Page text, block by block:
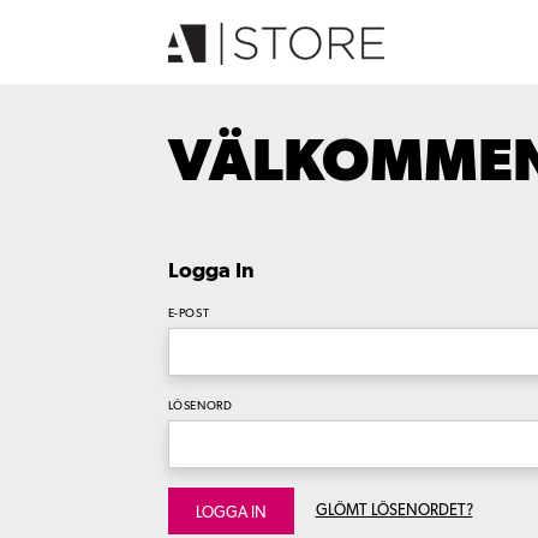
Logga In
E-POST
LÖSENORD
LOGGA IN GLÖMT LÖSENORDET?